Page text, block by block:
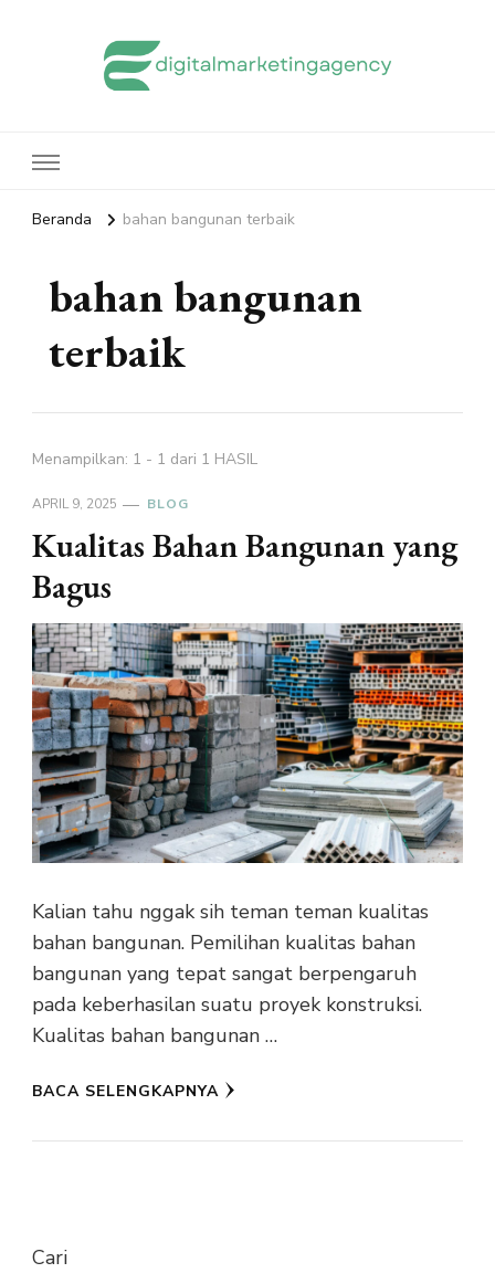
Beranda bahan bangunan terbaik
bahan bangunan
terbaik
Menampilkan: 1 - 1 dari 1 HASIL
APRIL 9, 2025 BLOG
Kualitas Bahan Bangunan yang
Bagus
Kalian tahu nggak sih teman teman kualitas
bahan bangunan. Pemilihan kualitas bahan
bangunan yang tepat sangat berpengaruh
pada keberhasilan suatu proyek konstruksi.
Kualitas bahan bangunan …
BACA SELENGKAPNYA
Cari